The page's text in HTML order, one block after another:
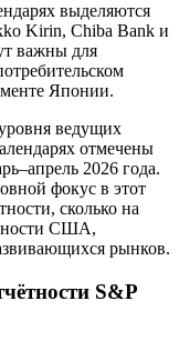
выделяются
Kirin, Chiba Bank и
важны для
Японии.
ведущих
отмечены
2026 года.
фокус в этот
сколько на
США,
рынков.
S&P